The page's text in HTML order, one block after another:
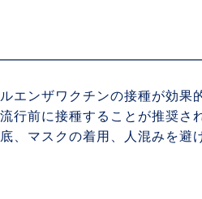
エンザワクチンの接種が効果
行前に接種することが推奨さ
、マスクの着用、人混みを避